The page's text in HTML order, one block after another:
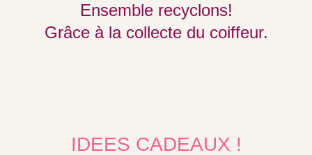
Ensemble recyclons!
Grâce à la collecte du coiffeur.
IDEES CADEAUX !